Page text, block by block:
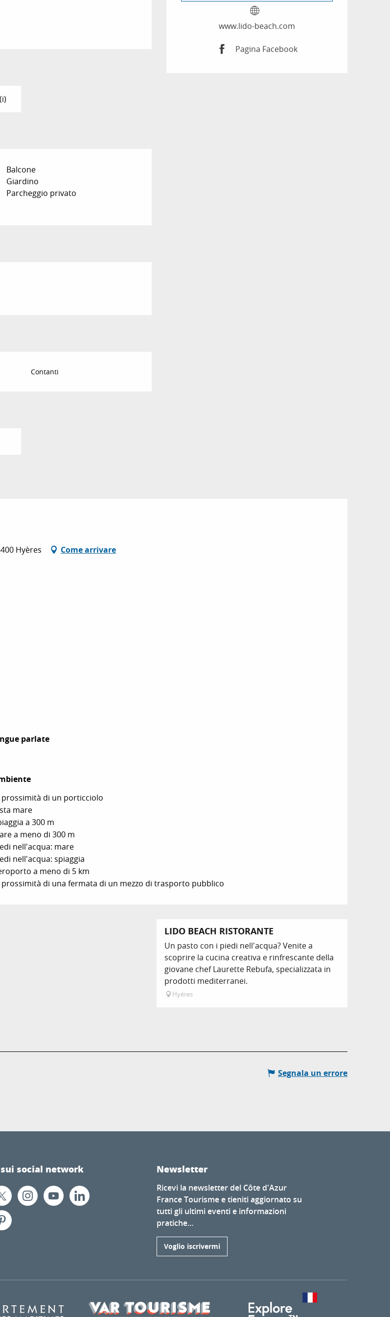
www.lido-beach.com
Pagina Facebook
Balcone
Giardino
Parcheggio privato
Contanti
Hyères Come arrivare
parlate
parlate
prossimità di un porticciolo
mare
a 300 m
a meno di 300 m
nell'acqua: mare
nell'acqua: spiaggia
a meno di 5 km
prossimità di una fermata di un mezzo di trasporto pubblico
LIDO BEACH RISTORANTE
Un pasto con i piedi nell'acqua? Venite a
scoprire la cucina creativa e rinfrescante della
giovane chef Laurette Rebufa, specializzata in
prodotti mediterranei.
Hyères
Segnala un errore
social network Newsletter
Ricevi la newsletter del Côte d'Azur
France Tourisme e tieniti aggiornato su
tutti gli ultimi eventi e informazioni
pratiche...
Voglio iscrivermi